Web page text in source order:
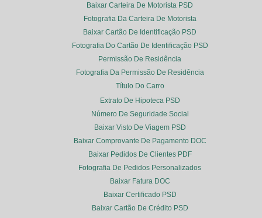
Baixar Carteira De Motorista PSD
Fotografia Da Carteira De Motorista
Baixar Cartão De Identificação PSD
Fotografia Do Cartão De Identificação PSD
Permissão De Residência
Fotografia Da Permissão De Residência
Título Do Carro
Extrato De Hipoteca PSD
Número De Seguridade Social
Baixar Visto De Viagem PSD
Baixar Comprovante De Pagamento DOC
Baixar Pedidos De Clientes PDF
Fotografia De Pedidos Personalizados
Baixar Fatura DOC
Baixar Certificado PSD
Baixar Cartão De Crédito PSD